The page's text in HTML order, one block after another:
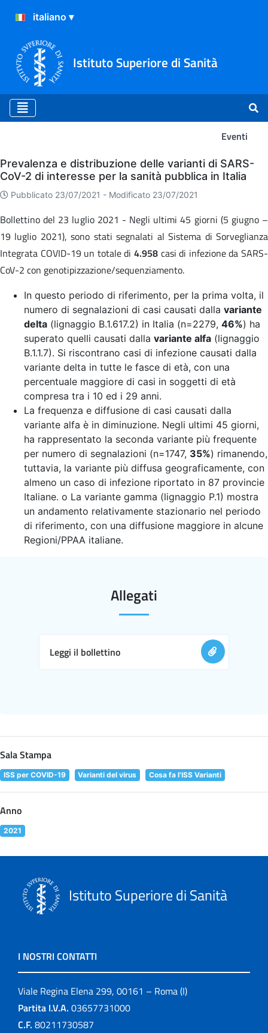
Istituto Superiore di Sanità
Eventi
Eventi
Prevalenza e distribuzione delle varianti di SARS-
CoV-2 di interesse per la sanità pubblica in Italia
Pubblicato 23/07/2021 - Modificato 23/07/2021
Bollettino del 23 luglio 2021 - Negli ultimi 45 giorni (5 giugno –
19 luglio 2021), sono stati segnalati al Sistema di Sorveglianza
Integrata COVID-19 un totale di 4.958 casi di infezione da SARS-
CoV-2 con genotipizzazione/sequenziamento.
In questo periodo di riferimento, per la prima volta, il
numero di segnalazioni di casi causati dalla variante
delta (lignaggio B.1.617.2) in Italia (n=2279, 46%) ha
superato quelli causati dalla variante alfa (lignaggio
B.1.1.7). Si riscontrano casi di infezione causati dalla
variante delta in tutte le fasce di età, con una
percentuale maggiore di casi in soggetti di età
compresa tra i 10 ed i 29 anni.
La frequenza e diffusione di casi causati dalla
variante alfa è in diminuzione. Negli ultimi 45 giorni,
ha rappresentato la seconda variante più frequente
per numero di segnalazioni (n=1747, 35%) rimanendo,
tuttavia, la variante più diffusa geograficamente, con
almeno un caso di infezione riportato in 87 provincie
Italiane. o La variante gamma (lignaggio P.1) mostra
un andamento relativamente stazionario nel periodo
di riferimento, con una diffusione maggiore in alcune
Regioni/PPAA italiane.
Allegati
Leggi il bollettino
Sala Stampa
ISS per COVID-19 Varianti del virus Cosa fa l'ISS Varianti
Anno
2021
Istituto Superiore di Sanità
I NOSTRI CONTATTI
Viale Regina Elena 299, 00161 – Roma (I)
Partita I.V.A. 03657731000
C.F. 80211730587